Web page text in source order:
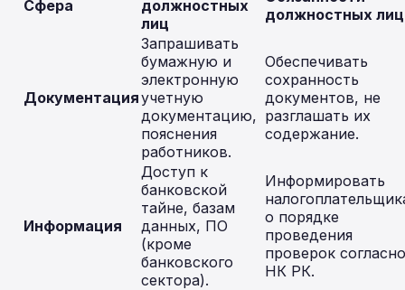
Сфера
должностных
лиц
должностных лиц
Документация
Запрашивать
бумажную и
электронную
учетную
документацию,
пояснения
работников.
Обеспечивать
сохранность
документов, не
разглашать их
содержание.
Информация
Доступ к
банковской
тайне, базам
данных, ПО
(кроме
банковского
сектора).
Информировать
о порядке
проведения
проверок согласно
НК РК.